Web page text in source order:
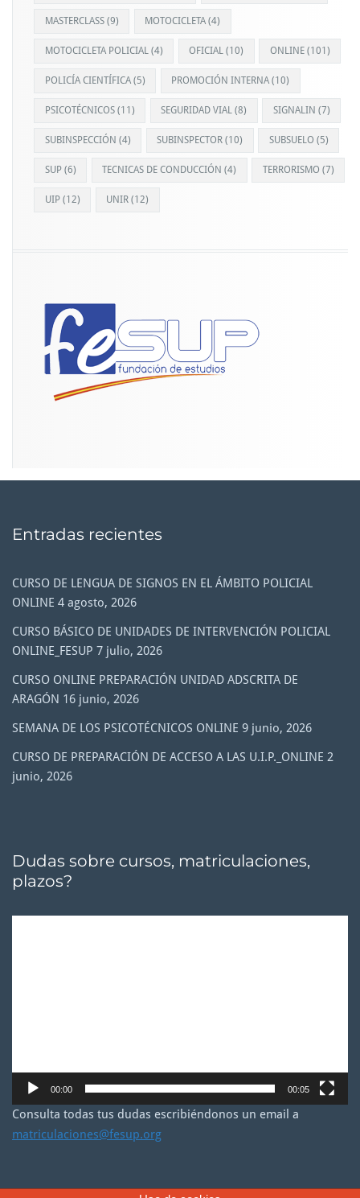
MASTERCLASS(9) MOTOCICLETA (4)
MOTOCICLETA POLICIAL(4) OFICIAL (10) ONLINE(101)
POLICÍA CIENTÍFICA(5) PROMOCIÓN INTERNA (10)
PSICOTÉCNICOS(11) SEGURIDAD VIAL (8) SIGNALIN (7)
SUBINSPECCIÓN (4) SUBINSPECTOR (10) SUBSUELO (5)
SUP(6) TECNICAS DE CONDUCCIÓN (4) TERRORISMO (7)
UIP(12) UNIR (12)
Entradas recientes
CURSO DE LENGUA DE SIGNOS EN EL ÁMBITO POLICIAL
ONLINE 4 agosto, 2026
CURSO BÁSICO DE UNIDADES DE INTERVENCIÓN POLICIAL
ONLINE_FESUP 7 julio, 2026
CURSO ONLINE PREPARACIÓN UNIDAD ADSCRITA DE
ARAGÓN 16 junio, 2026
SEMANA DE LOS PSICOTÉCNICOS ONLINE 9 junio, 2026
CURSO DE PREPARACIÓN DE ACCESO A LAS U.I.P._ONLINE 2
junio, 2026
Dudas sobre cursos, matriculaciones,
plazos?
00:00 00:05
Consulta todas tus dudas escribiéndonos un email a
matriculaciones@fesup.org